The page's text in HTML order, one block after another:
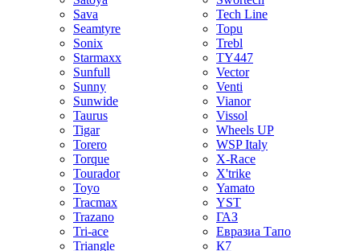
Sava
Seamtyre
Sonix
Starmaxx
Sunfull
Sunny
Sunwide
Taurus
Tigar
Torero
Torque
Tourador
Toyo
Tracmax
Trazano
Tri-ace
Triangle
Tech Line
Topu
Trebl
TY447
Vector
Venti
Vianor
Vissol
Wheels UP
WSP Italy
X-Race
X'trike
Yamato
YST
ГАЗ
Евразиа Тапо
К7